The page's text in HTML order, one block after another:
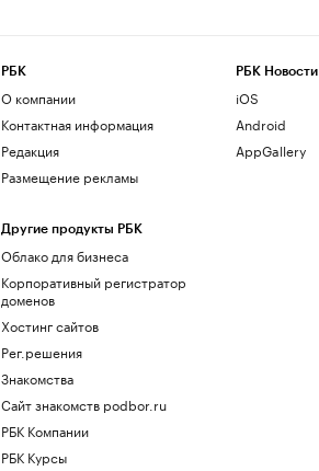
РБК
О компании
Контактная информация
Редакция
Размещение рекламы
Другие продукты РБК
Облако для бизнеса
Корпоративный регистратор
доменов
Хостинг сайтов
Рег.решения
Знакомства
Сайт знакомств podbor.ru
РБК Компании
РБК Курсы
РБК Новости
iOS
Android
AppGallery